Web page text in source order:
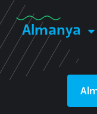
Almanya
n
L